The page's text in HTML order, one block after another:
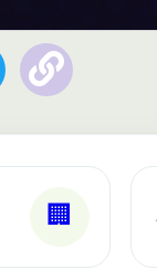
🏢